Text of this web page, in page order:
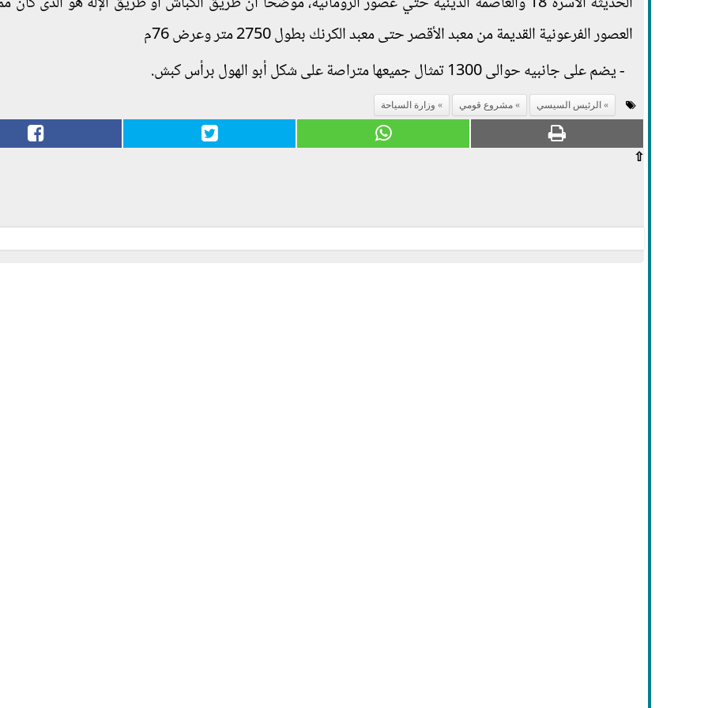
العصور الفرعونية القديمة من معبد الأقصر حتى معبد الكرنك بطول 2750 متر وعرض 76م
- يضم على جانبيه حوالى 1300 تمثال جميعها متراصة على شكل أبو الهول برأس كبش.
الرئيس السيسي مشروع قومي وزارة السياحة
⇧